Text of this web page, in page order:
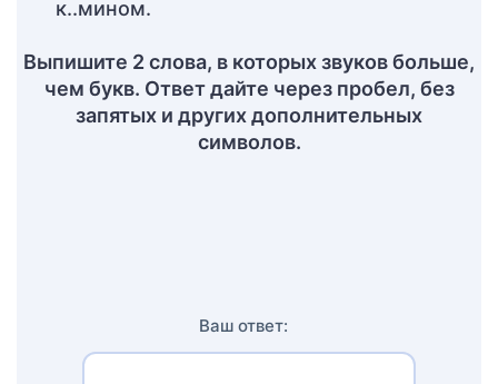
к..мином.
Выпишите 2 слова, в которых звуков больше,
чем букв. Ответ дайте через пробел, без
запятых и других дополнительных
символов.
Ваш ответ: